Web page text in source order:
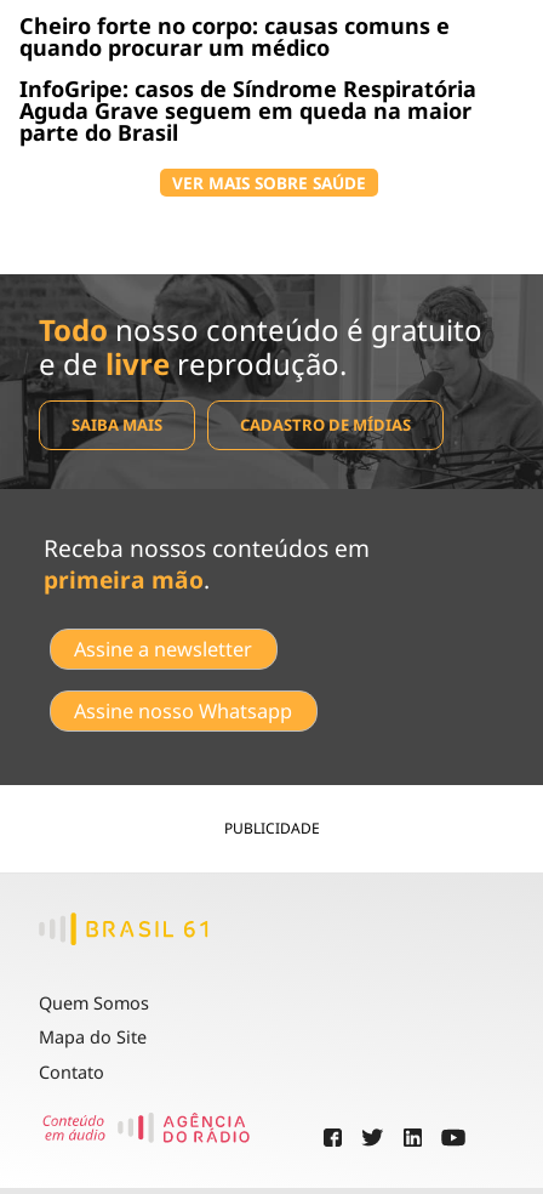
Cheiro forte no corpo: causas comuns e
quando procurar um médico
InfoGripe: casos de Síndrome Respiratória
Aguda Grave seguem em queda na maior
parte do Brasil
VER MAIS SOBRE SAÚDE
Todo nosso conteúdo é gratuito
e de livrereprodução.
SAIBA MAIS CADASTRO DE MÍDIAS
Receba nossos conteúdos em
primeira mão.
Assine a newsletter
Assine nosso Whatsapp
PUBLICIDADE
Quem Somos
Mapa do Site
Contato